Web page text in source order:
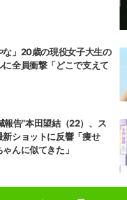
な」20歳の現役女子大生の
に全員衝撃「どこで支えて
報告”本田望結（22）、ス
新ショットに反響「痩せ
んに似てきた」